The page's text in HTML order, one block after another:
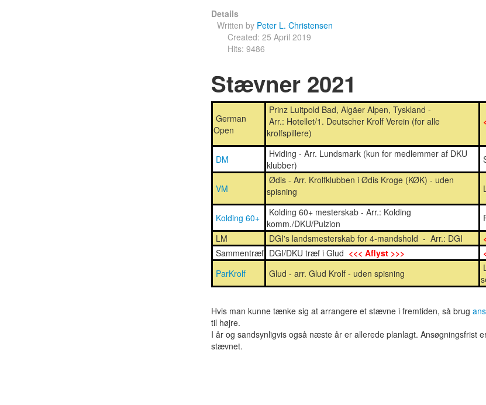
Details
Written by Peter L. Christensen
Created: 25 April 2019
Hits: 9486
Stævner 2021
German
Open
Prinz Luitpold Bad, Algäer Alpen, Tyskland -
Arr.: Hotellet/1. Deutscher Krolf Verein (for alle
krolfspillere)
DM
Hviding - Arr. Lundsmark (kun for medlemmer af DKU
klubber)
VM
Ødis - Arr. Krolfklubben i Ødis Kroge (KØK) - uden
spisning
Kolding 60+
Kolding 60+ mesterskab - Arr.: Kolding
komm./DKU/Pulzion
LM
DGI's landsmesterskab for 4-mandshold - Arr.: DGI
Sammentræf DGI/DKU træf i Glud <<< Aflyst >>>
ParKrolf
Glud - arr. Glud Krolf - uden spisning
Hvis man kunne tænke sig at arrangere et stævne i fremtiden, så brug
til højre.
I år og sandsynligvis også næste år er allerede planlagt. Ansøgningsfrist
stævnet.